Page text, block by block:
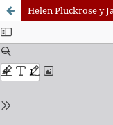
Helen Pluckrose y